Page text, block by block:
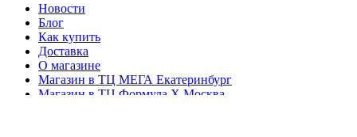
Новости
Блог
Как купить
Доставка
О магазине
Магазин в ТЦ МЕГА Екатеринбург
Магазин в ТЦ Формула X Москва